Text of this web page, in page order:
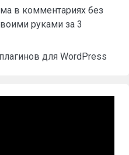
в комментариях без
руками за 3
для WordPress